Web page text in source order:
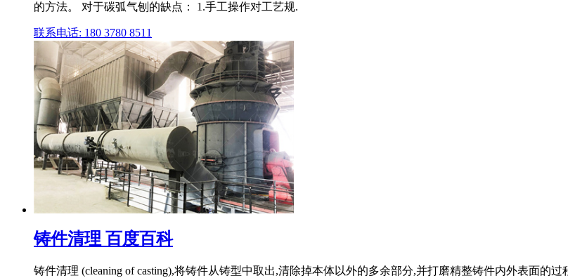
的方法。 对于碳弧气刨的缺点： 1.手工操作对工艺规.
联系电话: 180 3780 8511
铸件清理 百度百科
铸件清理 (cleaning of casting),将铸件从铸型中取出,清除掉本体以外的多余部分,并打磨精整铸件内外表面的